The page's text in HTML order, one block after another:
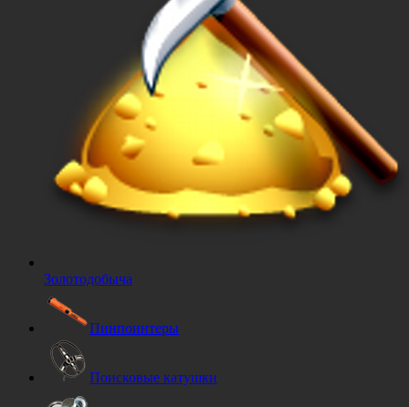
Золотодобыча
Пинпоинтеры
Поисковые катушки